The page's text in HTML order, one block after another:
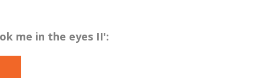
me in the eyes II':